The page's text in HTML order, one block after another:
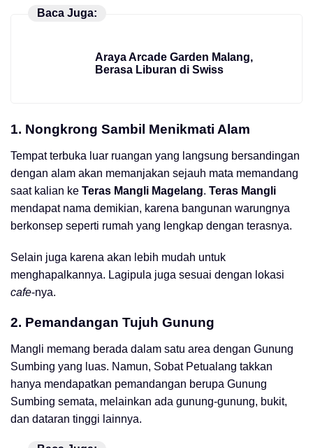
Baca Juga:
Araya Arcade Garden Malang,
Berasa Liburan di Swiss
1. Nongkrong Sambil Menikmati Alam
Tempat terbuka luar ruangan yang langsung bersandingan
dengan alam akan memanjakan sejauh mata memandang
saat kalian ke Teras Mangli Magelang. Teras Mangli
mendapat nama demikian, karena bangunan warungnya
berkonsep seperti rumah yang lengkap dengan terasnya.
Selain juga karena akan lebih mudah untuk
menghapalkannya. Lagipula juga sesuai dengan lokasi
cafe-nya.
2. Pemandangan Tujuh Gunung
Mangli memang berada dalam satu area dengan Gunung
Sumbing yang luas. Namun, Sobat Petualang takkan
hanya mendapatkan pemandangan berupa Gunung
Sumbing semata, melainkan ada gunung-gunung, bukit,
dan dataran tinggi lainnya.